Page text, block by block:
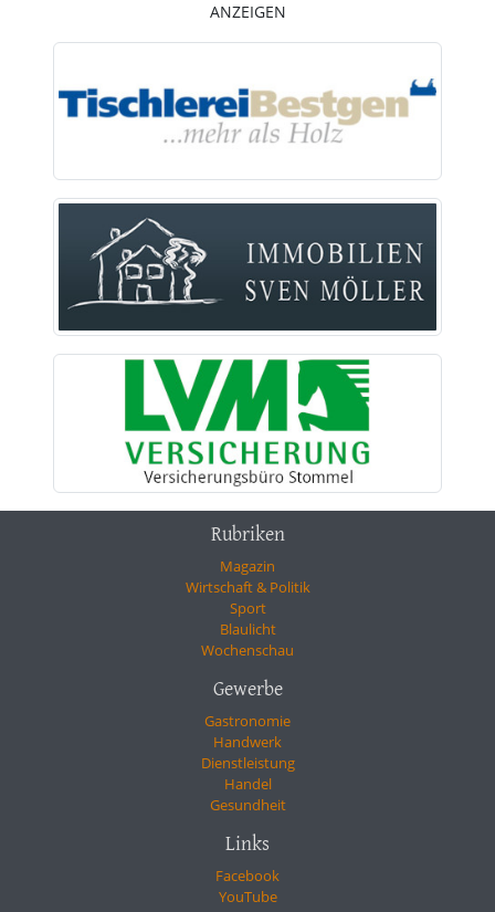
ANZEIGEN
Rubriken
Magazin
Wirtschaft & Politik
Sport
Blaulicht
Wochenschau
Gewerbe
Gastronomie
Handwerk
Dienstleistung
Handel
Gesundheit
Links
Facebook
YouTube